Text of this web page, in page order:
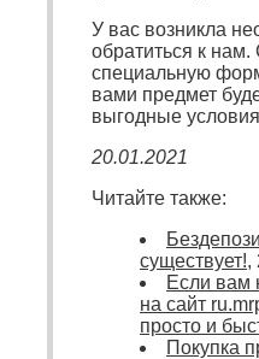
У вас возникла
обратиться к
специальную
вами предмет
выгодные
20.01.2021
Читайте также:
существует!,
Если вам
на сайт
просто и
Покупка